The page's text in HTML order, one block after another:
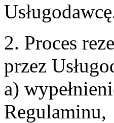
2. Proces
przez
a)
Regulaminu,